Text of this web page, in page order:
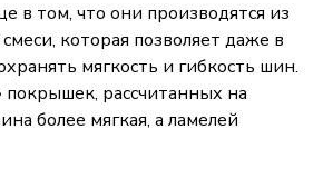
в том, что они производятся из
которая позволяет даже в
мягкость и гибкость шин.
покрышек, рассчитанных на
более мягкая, а ламелей